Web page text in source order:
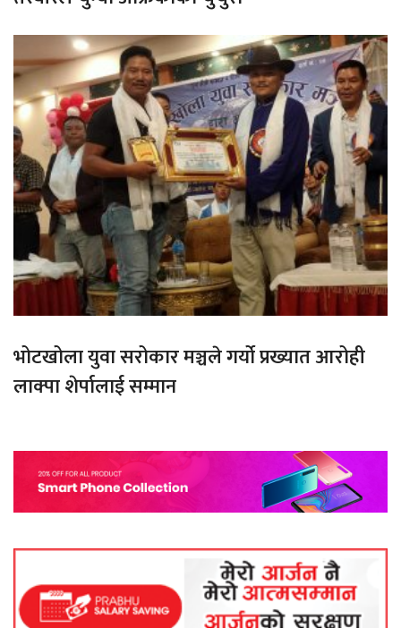
भोटखोला युवा सरोकार मञ्चले गर्यो प्रख्यात आरोही
लाक्पा शेर्पालाई सम्मान